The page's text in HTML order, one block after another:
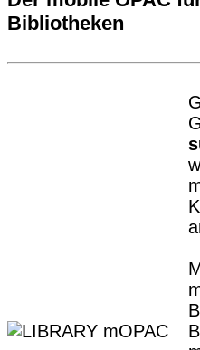
Bibliotheken